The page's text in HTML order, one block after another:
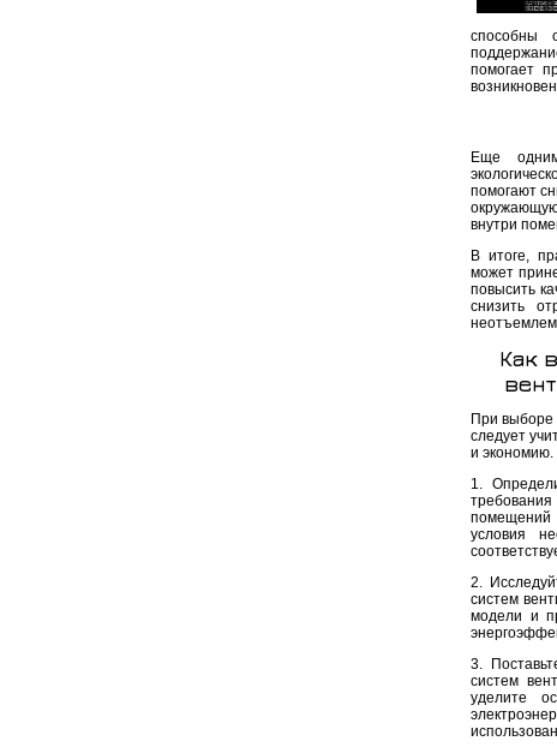
способны
помогает
Еще
помогают
внутри
В итоге,
может
повысить
снизить
Как
При выборе
следует
и экономию.
1.
помещений
условия
2.
систем
модели и
3.
систем
уделите